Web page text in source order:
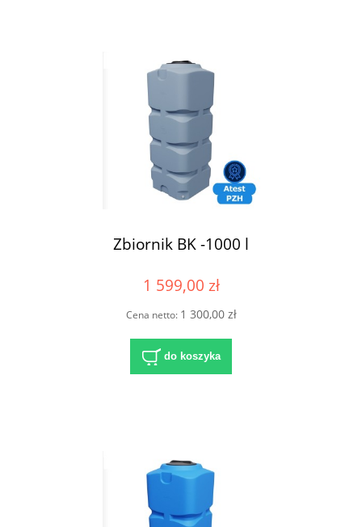
Zbiornik BK -1000 l
1 599,00 zł
Cena netto: 1 300,00 zł
do koszyka